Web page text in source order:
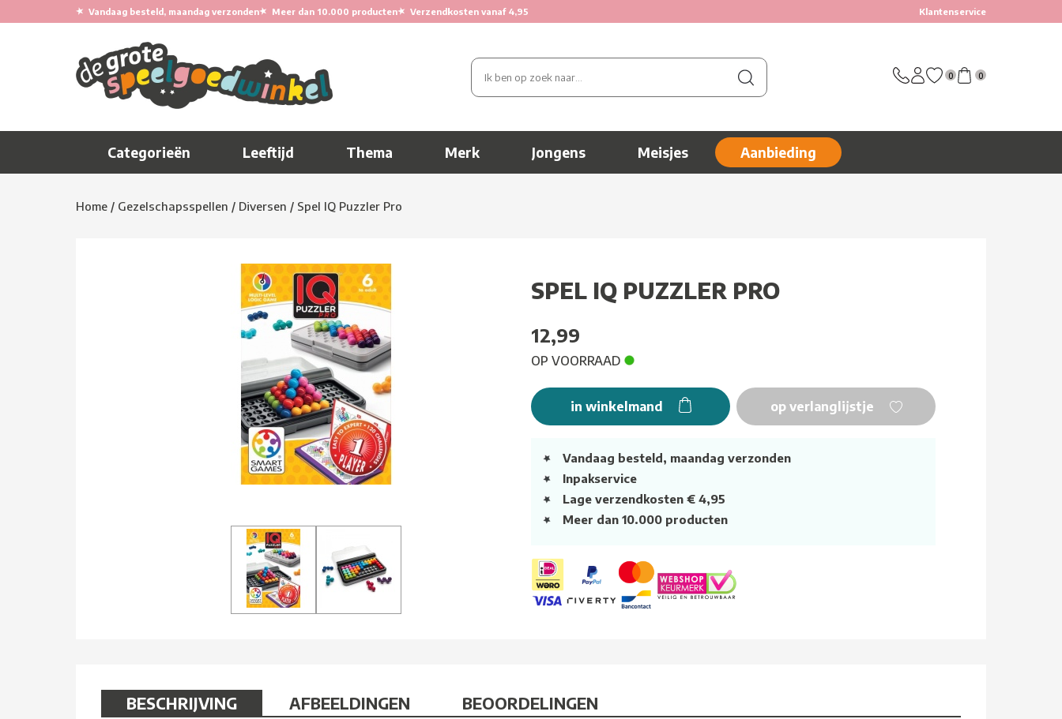
★ Vandaag besteld, maandag verzonden★ Meer dan 10.000 producten★ Verzendkosten vanaf 4,95 Klantenservice
0 0
Categorieën Leeftijd Thema Merk Jongens Meisjes Aanbieding
Home / Gezelschapsspellen / Diversen / Spel IQ Puzzler Pro
SPEL IQ PUZZLER PRO
12,99
OP VOORRAAD
in winkelmand op verlanglijstje
Vandaag besteld, maandag verzonden
Inpakservice
Lage verzendkosten € 4,95
Meer dan 10.000 producten
BESCHRIJVING AFBEELDINGEN
BEOORDELINGEN